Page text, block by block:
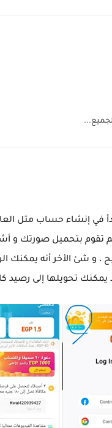
في إنشاء حساب متل
تقوم بتحميل صورتك و
، و شئ الأخر أنه
تحويلها إلى